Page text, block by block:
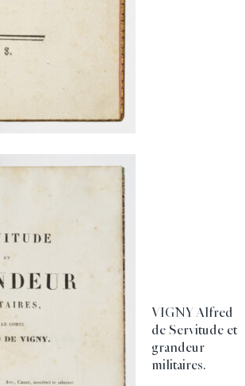
VIGNY Alfred
de Servitude et
grandeur
militaires.